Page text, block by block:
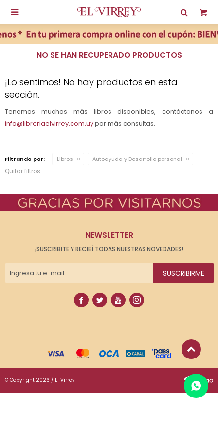

NO SE HAN RECUPERADO PRODUCTOS
¡Lo sentimos! No hay productos en esta
sección.
Tenemos muchos más libros disponibles, contáctanos a
info@libreriaelvirrey.com.uypor más consultas.
Filtrando por: Libros Autoayuda y Desarrollo personal
Quitar filtros
NEWSLETTER
¡SUSCRIBITE Y RECIBÍ TODAS NUESTRAS NOVEDADES!
SUSCRIBIRME
   
© Copyright 2026 / El Virrey